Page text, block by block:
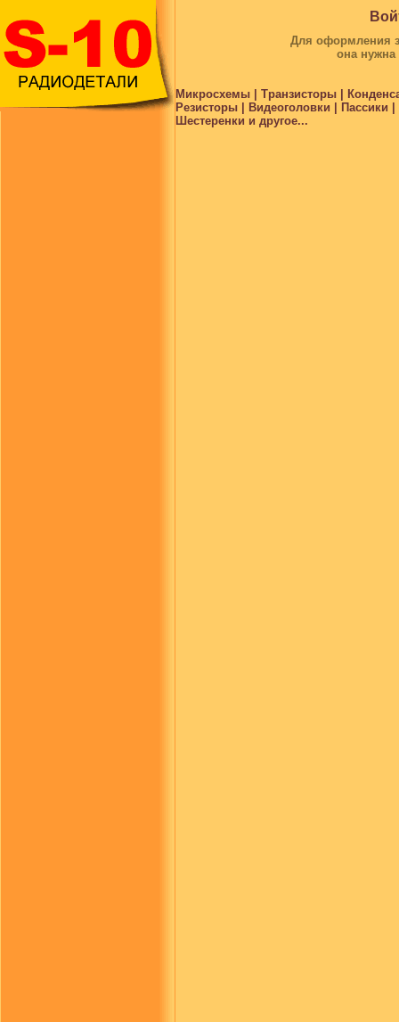
Для оформления
она
Микросхемы | Транзисторы |
Резисторы | Видеоголовки |
Шестеренки и другое...